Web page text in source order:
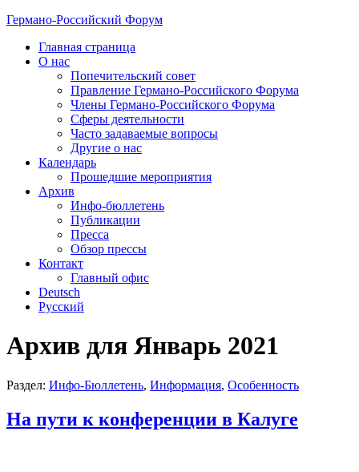
Германо-Российский Форум
Главная страница
О нас
Попечительский совет
Правление Германо-Российского Форума
Члены Германо-Российского Форума
Сферы деятельности
Часто задаваемые вопросы
Другие о нас
Календарь
Прошедшие мероприятия
Архив
Инфо-бюллетень
Публикации
Пресса
Обзор прессы
Контакт
Главный офис
Deutsch
Русский
Архив для Январь 2021
Раздел: Инфо-Бюллетень, Информация, Особенность
На пути к конференции в Калугe